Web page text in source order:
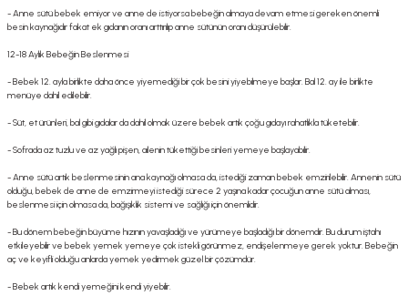
- Anne sütü bebek emiyor ve anne de istiyorsa bebeğin almaya devam etmesi gereken önemli
besin kaynağıdır fakat ek gıdanın oranı arttırılıp anne sütünün oranı düşürülebilir.
12-18 Aylık Bebeğin Beslenmesi
- Bebek 12. ayla birlikte daha önce yiyemediği bir çok besini yiyebilmeye başlar. Bal 12. ay ile birlikte
menüye dahil edilebilir.
- Süt, et ürünleri, bal gibi gıdalar da dahil olmak üzere bebek artık çoğu gıdayı rahatlıkla tüketebilir.
- Sofrada az tuzlu ve az yağlı pişen, ailenin tükettiği besinleri yemeye başlayabilir.
- Anne sütü artık beslenmesinin ana kaynağı olmasa da, istediği zaman bebek emzirilebilir. Annenin sütü
olduğu, bebek de anne de emzirmeyi istediği sürece 2 yaşına kadar çocuğun anne sütü alması,
beslenmesi için olmasa da, bağışıklık sistemi ve sağlığı için önemlidir.
- Bu dönem bebeğin büyüme hızının yavaşladığı ve yürümeye başladığı bir dönemdir. Bu durum iştahı
etkileyebilir ve bebek yemek yemeye çok istekli görünmez, endişelenmeye gerek yoktur. Bebeğin
aç ve keyifli olduğu anlarda yemek yedirmek güzel bir çözümdür.
- Bebek artık kendi yemeğini kendi yiyebilir.